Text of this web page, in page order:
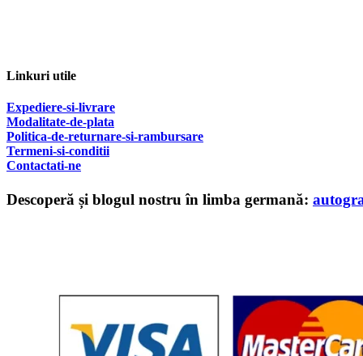
Linkuri utile
Expediere-si-livrare
Modalitate-de-plata
Politica-de-returnare-si-rambursare
Termeni-si-conditii
Contactati-ne
Descoperă și blogul nostru în limba germană: